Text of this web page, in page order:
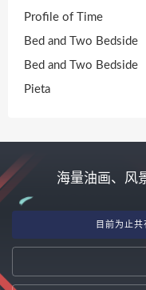
Profile of Time
Bed and Two Bedside
Bed and Two Bedside
Pieta
海量油画、风
目前为止